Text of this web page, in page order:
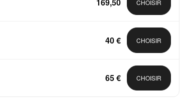
169,50 CHOISIR
40 € CHOISIR
65 € CHOISIR